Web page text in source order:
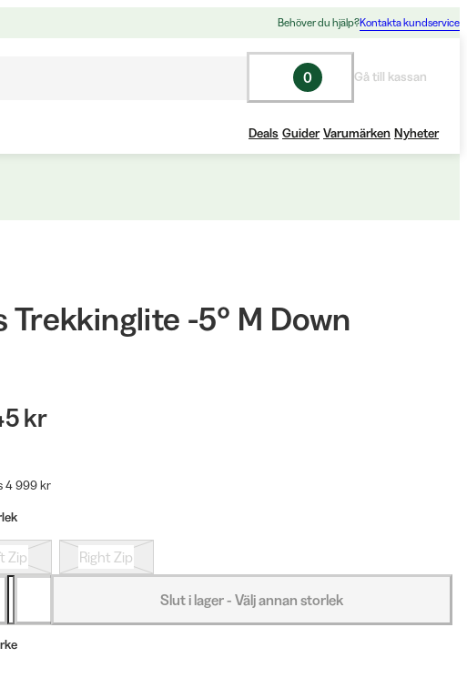
Behöver du hjälp?Kontakta kundservice
0 Gå till kassan
Deals Guider Varumärken Nyheter
Trekkinglite -5° M Down
kr
4 999 kr
Zip Right Zip
Slut i lager - Välj annan storlek